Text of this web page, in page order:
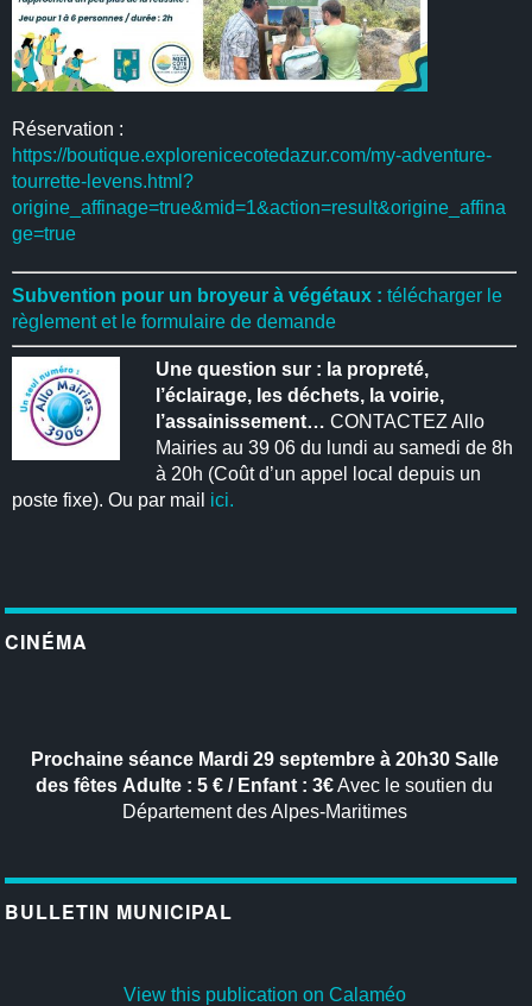
Réservation :
https://boutique.explorenicecotedazur.com/my-adventure-
tourrette-levens.html?
origine_affinage=true&mid=1&action=result&origine_affina
ge=true
Subvention pour un broyeur à végétaux : télécharger le
règlement et le formulaire de demande
Une question sur : la propreté,
l’éclairage, les déchets, la voirie,
l’assainissement… CONTACTEZ Allo
Mairies au 39 06 du lundi au samedi de 8h
à 20h (Coût d’un appel local depuis un
poste fixe). Ou par mail ici.
CINÉMA
Prochaine séanceMardi 29 septembre à 20h30 Salle
des fêtes Adulte : 5 € / Enfant : 3€Avec le soutien du
Département des Alpes-Maritimes
BULLETIN MUNICIPAL
View this publication on Calaméo